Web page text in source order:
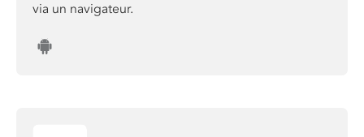
via un navigateur.